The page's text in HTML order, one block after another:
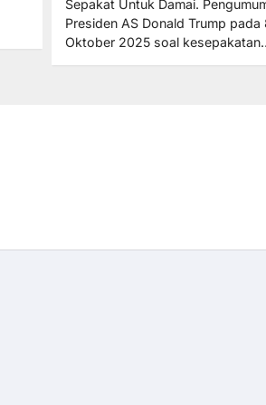
Sepakat Untuk Damai.
Presiden AS Donald Trump pada
Oktober 2025 soal